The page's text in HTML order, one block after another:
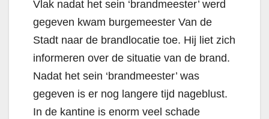
Vlak nadat het sein ‘brandmeester’ werd
gegeven kwam burgemeester Van de
Stadt naar de brandlocatie toe. Hij liet zich
informeren over de situatie van de brand.
Nadat het sein ‘brandmeester’ was
gegeven is er nog langere tijd nageblust.
In de kantine is enorm veel schade